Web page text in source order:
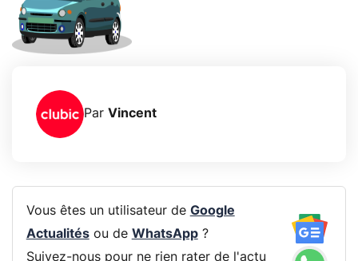
Par Vincent
Vous êtes un utilisateur de Google
Actualitésou de WhatsApp?
Suivez-nous pour ne rien rater de l'actu